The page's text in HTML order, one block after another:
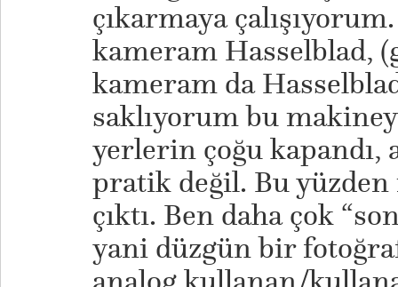
çıkarmaya
kameram Hasselblad,
kameram da
saklıyorum bu
yerlerin çoğu kapandı,
pratik değil. Bu yüzden
çıktı. Ben daha çok
yani düzgün bir